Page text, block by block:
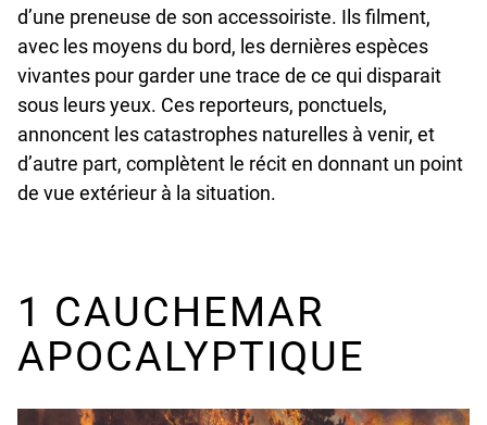
d’une preneuse de son accessoiriste. Ils filment,
avec les moyens du bord, les dernières espèces
vivantes pour garder une trace de ce qui disparait
sous leurs yeux. Ces reporteurs, ponctuels,
annoncent les catastrophes naturelles à venir, et
d’autre part, complètent le récit en donnant un point
de vue extérieur à la situation.
1 CAUCHEMAR
APOCALYPTIQUE